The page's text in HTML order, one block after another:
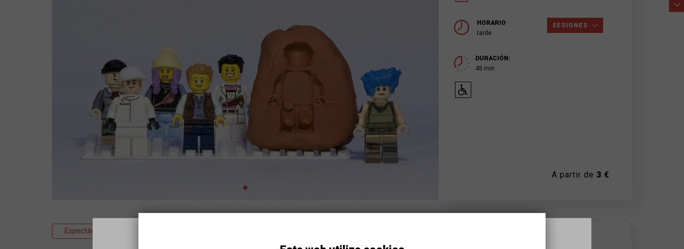
HORARIO
tarde
SESIONES
DURACIÓN:
45 min
A partir de 3 €
Espectáculo